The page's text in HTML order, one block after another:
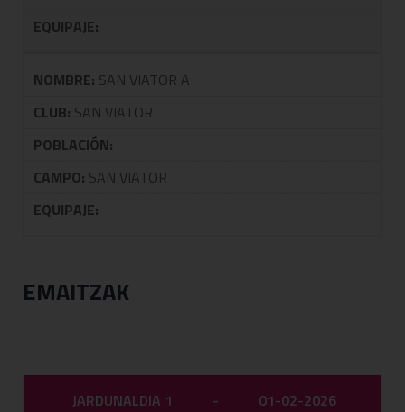
EQUIPAJE:
NOMBRE: SAN VIATOR A
CLUB: SAN VIATOR
POBLACIÓN:
CAMPO: SAN VIATOR
EQUIPAJE:
EMAITZAK
JARDUNALDIA 1 - 01-02-2026